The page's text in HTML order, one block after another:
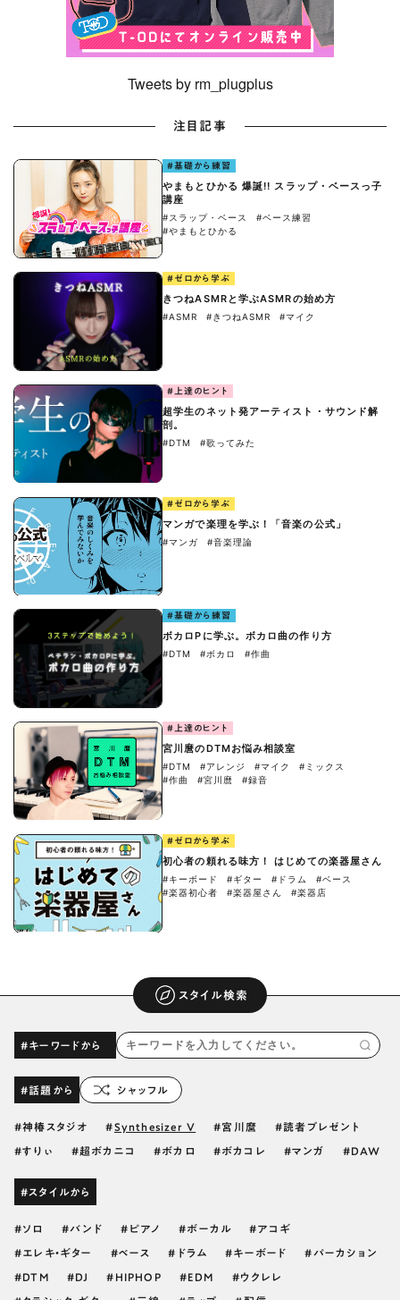
Tweets by rm_plugplus
注目記事
#基礎から練習
やまもとひかる 爆誕!! スラップ・ベースっ子
講座
#スラップ・ベース
#ベース練習
#やまもとひかる
#ゼロから学ぶ
きつねASMRと学ぶASMRの始め方
#ASMR #きつねASMR #マイク
#上達のヒント
超学生のネット発アーティスト・サウンド解
剖。
#DTM #歌ってみた
#ゼロから学ぶ
マンガで楽理を学ぶ！「音楽の公式」
#マンガ #音楽理論
#基礎から練習
ボカロPに学ぶ。ボカロ曲の作り方
#DTM #ボカロ #作曲
#上達のヒント
宮川麿のDTMお悩み相談室
#DTM #アレンジ #マイク
#ミックス
#作曲
#宮川麿 #録音
#ゼロから学ぶ
初心者の頼れる味方！ はじめての楽器屋さん
#キーボード #ギター #ドラム
#ベース
#楽器初心者
#楽器屋さん #楽器店
スタイル検索
#キーワードから
#話題から シャッフル
神椿スタジオ Synthesizer V 宮川麿 読者プレゼント
すりぃ 超ボカニコ ボカロ ボカコレ マンガ DAW
#スタイルから
ソロ バンド ピアノ ボーカル アコギ
エレキ・ギター ベース ドラム キーボード パーカション
DTM DJ HIPHOP EDM ウクレレ